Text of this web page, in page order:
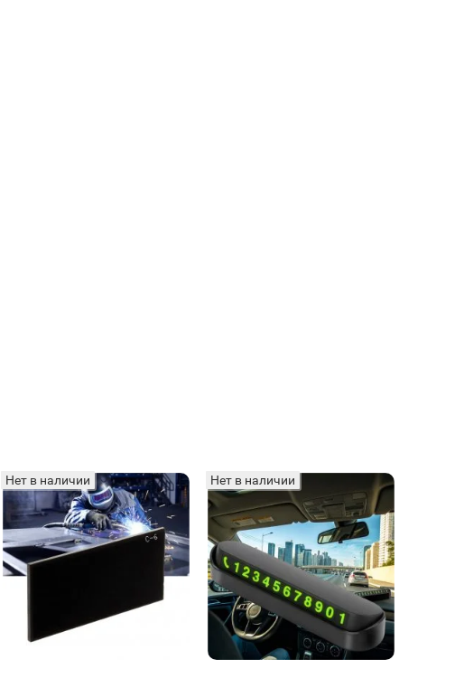
Нет в наличии Нет в наличии